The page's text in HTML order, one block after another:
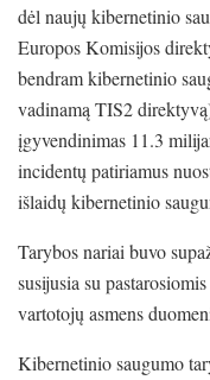
dėl naujų kibernetinio
Europos Komisijos
bendram kibernetinio
vadinamą TIS2
įgyvendinimas 11.3
incidentų patiriamus
išlaidų kibernetinio
Tarybos nariai buvo
susijusia su
vartotojų asmens
Kibernetinio saugumo